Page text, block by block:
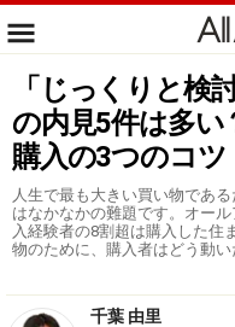
「じっくりと検
の内見5件は多い
購入の3つのコツ
人生で最も大きい買い物であ
はなかなかの難題です。オー
入経験者の8割超は購入した住
物のために、購入者はどう動い
千葉 由里